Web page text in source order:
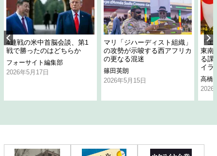
4連戦の米中首脳会談、第1
戦で勝ったのはどちらか
フォーサイト編集部
2026年5月17日
マリ「ジハーディスト組織」
の攻勢が示唆する西アフリカ
の更なる混迷
篠田英朗
2026年5月15日
「
東南
る課
イラ
高橋
2026